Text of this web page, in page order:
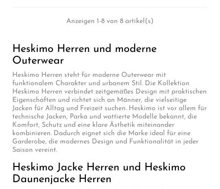
Anzeigen 1-8 von 8 artikel(s)
Heskimo Herren und moderne
Outerwear
Heskimo Herren steht für moderne Outerwear mit
funktionalem Charakter und urbanem Stil. Die Kollektion
Heskimo Herren verbindet zeitgemäßes Design mit praktischen
Eigenschaften und richtet sich an Männer, die vielseitige
Jacken für Alltag und Freizeit suchen. Heskimo ist vor allem für
technische Jacken, Parka und wattierte Modelle bekannt, die
Komfort, Schutz und eine klare Ästhetik miteinander
kombinieren. Dadurch eignet sich die Marke ideal für eine
Garderobe, die modernes Design und Funktionalität in jeder
Saison vereint.
Heskimo Jacke Herren und Heskimo
Daunenjacke Herren